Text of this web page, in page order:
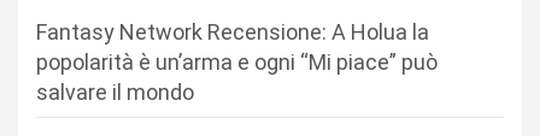
Fantasy Network Recensione: A Holua la
popolarità è un’arma e ogni “Mi piace” può
salvare il mondo